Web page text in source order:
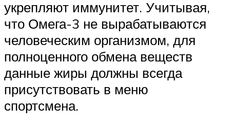
укрепляют иммунитет. Учитывая,
что Омега-3 не вырабатываются
человеческим организмом, для
полноценного обмена веществ
данные жиры должны всегда
присутствовать в меню
спортсмена.